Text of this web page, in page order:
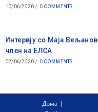
10/06/2020 / 0 COMMENTS
Интервју со Маја
член на ЕЛСА
02/06/2020 / 0 COMMENTS
Дома